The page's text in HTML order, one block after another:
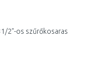
2"-os szűrőkosaras